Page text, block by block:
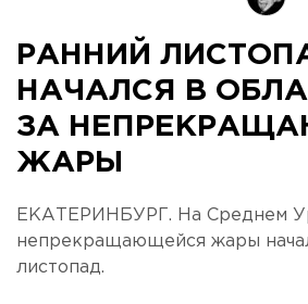
РАННИЙ
НАЧАЛСЯ В
ЗА
ЖАРЫ
ЕКАТЕРИНБУРГ. На Среднем
непрекращающейся жары
листопад.